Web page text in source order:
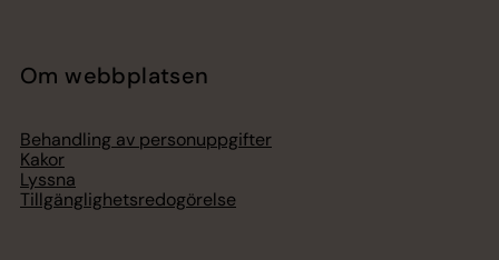
Om webbplatsen
Behandling av personuppgifter
Kakor
Lyssna
Tillgänglighetsredogörelse